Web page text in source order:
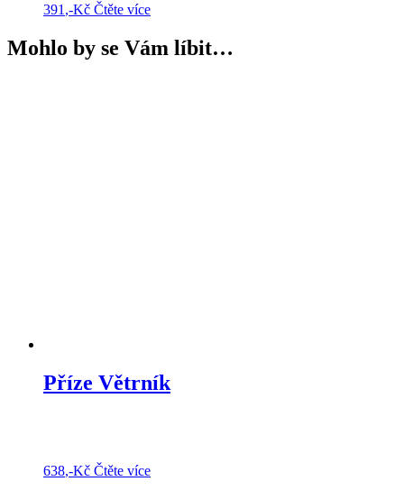
391 ,-Kč Čtěte více
Mohlo by se Vám líbit…
Příze Větrník
638,-Kč Čtěte více